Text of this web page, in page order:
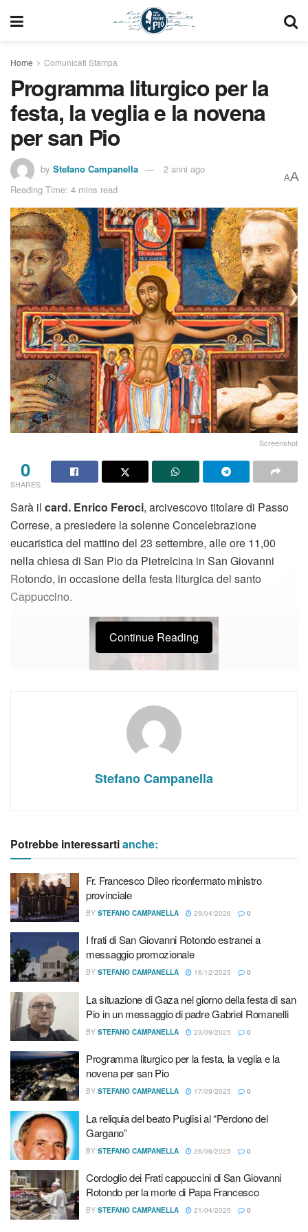
Home Comunicati Stampa
Programma liturgico per la
festa, la veglia e la novena
per san Pio
by Stefano Campanella
2 anni ago
Reading Time: 4 mins read
AA
Screenshot
0
SHARES
Sarà il card. Enrico Feroci, arcivescovo titolare di Passo
Correse, a presiedere la solenne Concelebrazione
eucaristica del mattino del 23 settembre, alle ore 11,00
nella chiesa di San Pio da Pietrelcina in San Giovanni
Rotondo, in occasione della festa liturgica del santo
Cappuccino.
Fr. Francesco Dileo riconfermato ministro provinciale
I frati di San Giovanni Rotondo estranei a messaggio
promozionale
La situazione di Gaza nel giorno della festa di san Pio in un
messaggio di padre Gabriel Romanelli
(Card. Enrico Feroci)
Altre due Messe, nella stessa giornata, saranno presiedute
alle 7,30 e alle 17,00 rispettivamente dall’arcivescovo
emerito di Lecce mons.Domenico D’Ambrosioe
dall’arcivescovo di Manfredonia – Vieste – San Giovanni
Rotondopadre Franco Moscone
di “Casa Sollievo della Sofferenza” e direttore generale
dell’Associazione internazionale dei Gruppi di preghiera di
Padre Pio.
Il giorno precedente sarà caratterizzato dalla Celebrazione
Continue Reading
Stefano Campanella
Potrebbe interessartianche:
Fr. Francesco Dileo riconfermato ministro
provinciale
BY STEFANO CAMPANELLA 29/04/2026 0
I frati di San Giovanni Rotondo estranei a
messaggio promozionale
BY STEFANO CAMPANELLA 16/12/2025 0
La situazione di Gaza nel giorno della festa di san
Pio in un messaggio di padre Gabriel Romanelli
BY STEFANO CAMPANELLA 23/09/2025 0
Programma liturgico per la festa, la veglia e la
novena per san Pio
BY STEFANO CAMPANELLA 17/09/2025 0
La reliquia del beato Puglisi al “Perdono del
Gargano”
BY STEFANO CAMPANELLA 26/06/2025 0
Cordoglio dei Frati cappuccini di San Giovanni
Rotondo per la morte di Papa Francesco
BY STEFANO CAMPANELLA 21/04/2025 0